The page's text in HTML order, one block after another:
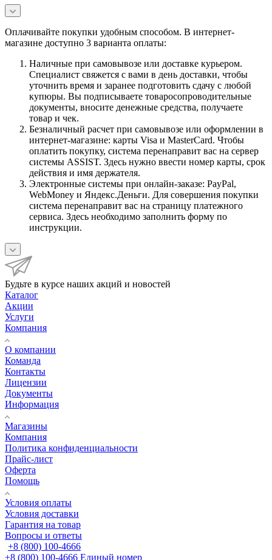
Оплачивайте покупки удобным способом. В интернет-
магазине доступно 3 варианта оплаты:
Наличные при самовывозе или доставке курьером.
Специалист свяжется с вами в день доставки, чтобы
уточнить время и заранее подготовить сдачу с любой
купюры. Вы подписываете товаросопроводительные
документы, вносите денежные средства, получаете
товар и чек.
Безналичный расчет при самовывозе или оформлении в
интернет-магазине: карты Visa и MasterCard. Чтобы
оплатить покупку, система перенаправит вас на сервер
системы ASSIST. Здесь нужно ввести номер карты, срок
действия и имя держателя.
Электронные системы при онлайн-заказе: PayPal,
WebMoney и Яндекс.Деньги. Для совершения покупки
система перенаправит вас на страницу платежного
сервиса. Здесь необходимо заполнить форму по
инструкции.
Будьте в курсе наших акций и новостей
Каталог
Акции
Услуги
Компания
О компании
Команда
Контакты
Лицензии
Документы
Информация
Магазины
Компания
Политика конфиденциальности
Прайс-лист
Оферта
Помощь
Условия оплаты
Условия доставки
Гарантия на товар
Вопросы и ответы
+8 (800) 100-4666
+8 (800) 100-4666 Единый номер